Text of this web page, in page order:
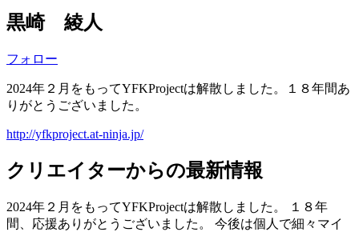
黒崎 綾人
フォロー
2024年２月をもってYFKProjectは解散しました。１８年間あ
りがとうございました。
http://yfkproject.at-ninja.jp/
クリエイターからの最新情報
2024年２月をもってYFKProjectは解散しました。 １８年
間、応援ありがとうございました。 今後は個人で細々マイ